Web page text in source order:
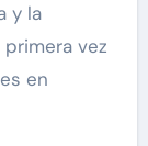
y la
vez
en